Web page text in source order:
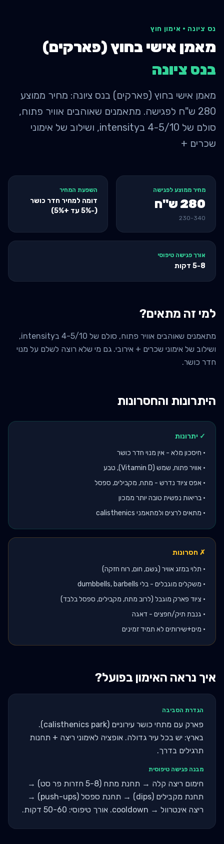
נס ציונה · אימון חוץ
מאמן אישי בחוץ (פארקים)
בנס ציונה
מאמן אישי בחוץ (פארקים) בנס ציונה: מחיר ממוצע
280 ש"ח לפגישה. מתאמנים שאוהבים אוויר פתוח,
סולם של 4-5/10 בintensity, ושילוב של אימוני
שכרים +
מחיר ממוצע לפגישה
280 ש"ח
230-340
השפעת המחיר
דומה למחיר חדר כושר
(-5% עד +5%)
אורך פגישה טיפוסי
5-8 דקות
למי זה מתאים?
מתאמנים שאוהבים אוויר פתוח, סולם של 4-5/10 בintensity,
ושילוב של אימוני שכרים + אירובי. גם מי שלא רוצה לשלם על מנוי
חדר כושר.
היתרונות והחסרונות
✓ יתרונות
• חיסכון מלא - אין מנוי חדר כושר
• אוויר פתוח, שמש (Vitamin D), טבע
• אפס ציוד נדרש - מתח, מקבילים, ספסל
• בריאות נפשית טובה יותר ממכון
• מתאים לרצים ולמתאמני calisthenics
✗ חסרונות
• תלוי במזג אוויר (גשם, חום, רוח חזקה)
• משקלים מוגבלים - בלי dumbbells, barbells
• ציוד פארק מוגבל (לרוב מתח, מקבילים, ספסל בלבד)
• גנבת תיק/חפצים - דאגה
• מים+שירותים לא תמיד זמינים
איך נראה האימון בפועל?
הגדרת הסביבה
פארק עם מתחי כושר עירוניים (calisthenics park).
בארץ: יש בכל עיר גדולה. אופציה לאימוני ריצה + תחנות
תרגילים בדרך.
מבנה פגישה טיפוסית
חימום ריצה קלה → תחנת מתח (5-8 חזרות פר סט) →
תחנת מקבילים (dips) → תחנת ספסל (push-ups) →
ריצה אינטרוול → cooldown. אורך טיפוסי: 50-60 דקות.